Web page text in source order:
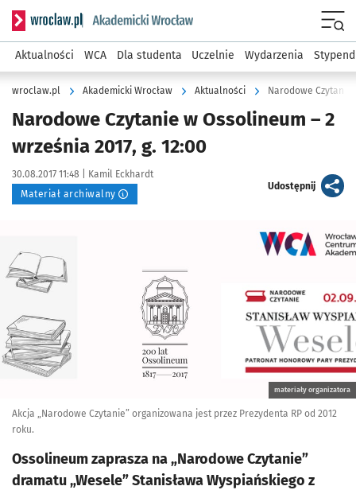
Serwis informacyjny wroclaw.pl podserwis: Akademicki
Aktualności WCA Dla studenta Uczelnie Wydarzenia
wroclaw.pl Akademicki Wrocław Aktualności Narodowe Czytanie
Narodowe Czytanie w Ossolineum – 2
września 2017, g. 12:00
Data publikacji:
30.08.2017 11:48 | Autor:
Kamil Eckhardt
Materiał archiwalny
Udostępnijartykuł
materiały organizatora
Akcja „Narodowe Czytanie” organizowana jest przez Prezydenta RP od 2012
roku.
Ossolineum zaprasza na „Narodowe Czytanie”
dramatu „Wesele” Stanisława Wyspiańskiego z